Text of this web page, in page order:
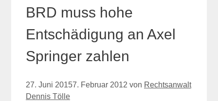
BRD muss hohe
Entschädigung an Axel
Springer zahlen
27. Juni 20157. Februar 2012 von Rechtsanwalt
Dennis Tölle